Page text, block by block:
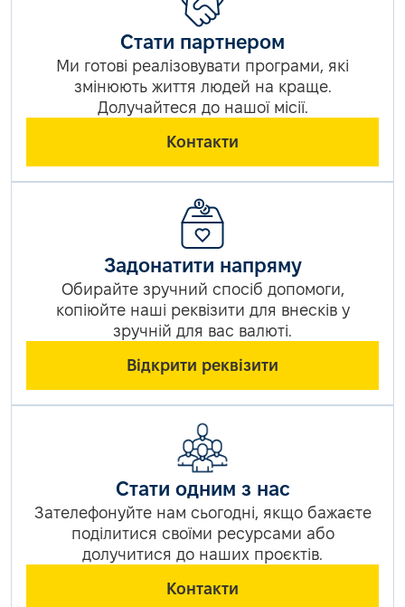
Стати партнером
Ми готові реалізовувати програми, які
змінюють життя людей на краще.
Долучайтеся до нашої місії.
Контакти
Задонатити напряму
Обирайте зручний спосіб допомоги,
копіюйте наші реквізити для внесків у
зручній для вас валюті.
Відкрити реквізити
Стати одним з нас
Зателефонуйте нам сьогодні, якщо бажаєте
поділитися своїми ресурсами або
долучитися до наших проєктів.
Контакти